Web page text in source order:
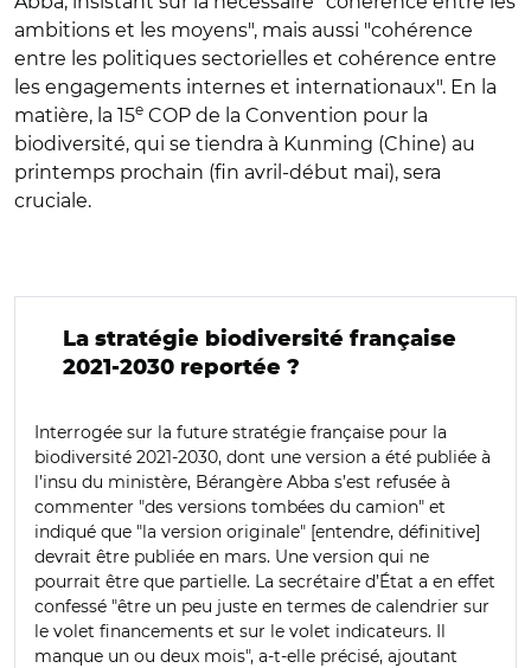
ambitions et les moyens", mais aussi "cohérence
entre les politiques sectorielles et cohérence entre
les engagements internes et internationaux". En la
matière, la 15e COP de la Convention pour la
biodiversité, qui se tiendra à Kunming (Chine) au
printemps prochain (fin avril-début mai), sera
cruciale.
La stratégie biodiversité française
2021-2030 reportée ?
Interrogée sur la future stratégie française pour la
biodiversité 2021-2030, dont une version a été publiée à
l’insu du ministère, Bérangère Abba s’est refusée à
commenter "des versions tombées du camion" et
indiqué que "la version originale" [entendre, définitive]
devrait être publiée en mars. Une version qui ne
pourrait être que partielle. La secrétaire d’État a en effet
confessé "être un peu juste en termes de calendrier sur
le volet financements et sur le volet indicateurs. Il
manque un ou deux mois", a-t-elle précisé, ajoutant